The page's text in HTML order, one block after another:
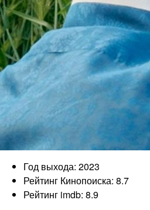
Год выхода: 2023
Рейтинг Кинопоиска: 8.7
Рейтинг imdb: 8.9